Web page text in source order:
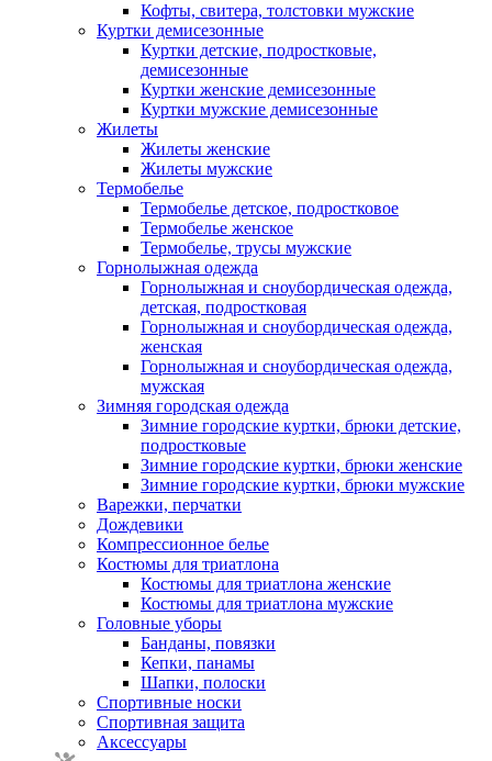
Кофты, свитера, толстовки мужские
Куртки демисезонные
Куртки детские, подростковые,
демисезонные
Куртки женские демисезонные
Куртки мужские демисезонные
Жилеты
Жилеты женские
Жилеты мужские
Термобелье
Термобелье детское, подростковое
Термобелье женское
Термобелье, трусы мужские
Горнолыжная одежда
Горнолыжная и сноубордическая одежда,
детская, подростковая
Горнолыжная и сноубордическая одежда,
женская
Горнолыжная и сноубордическая одежда,
мужская
Зимняя городская одежда
Зимние городские куртки, брюки детские,
подростковые
Зимние городские куртки, брюки женские
Зимние городские куртки, брюки мужские
Варежки, перчатки
Дождевики
Компрессионное белье
Костюмы для триатлона
Костюмы для триатлона женские
Костюмы для триатлона мужские
Головные уборы
Банданы, повязки
Кепки, панамы
Шапки, полоски
Спортивные носки
Спортивная защита
Аксессуары